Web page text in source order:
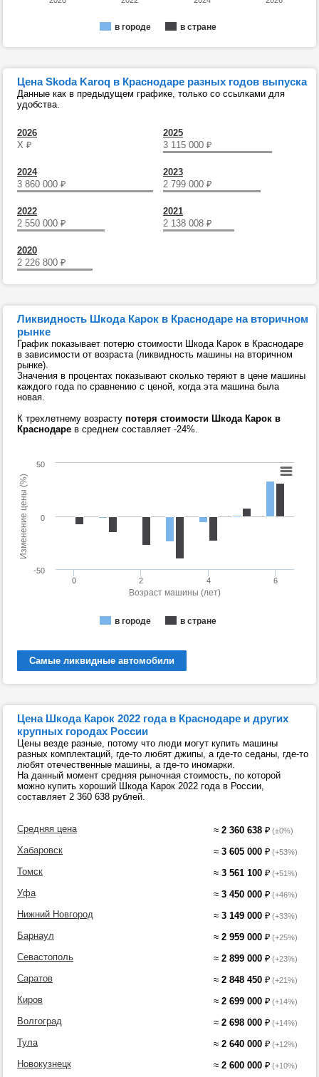
в городе в стране
Цена Skoda Karoq в Краснодаре разных годов выпуска
Данные как в предыдущем графике, только со ссылками для
удобства.
2026
Х ₽
2025
3 115 000 ₽
2024
3 860 000 ₽
2023
2 799 000 ₽
2022
2 550 000 ₽
2021
2 138 008 ₽
2020
2 226 800 ₽
Ликвидность Шкода Карок в Краснодаре на вторичном
рынке
График показывает потерю стоимости Шкода Карок в Краснодаре
в зависимости от возраста (ликвидность машины на вторичном
рынке).
Значения в процентах показывают сколько теряют в цене машины
каждого года по сравнению с ценой, когда эта машина была
новая.
К трехлетнему возрасту потеря стоимости Шкода Карок в
Краснодаре в среднем составляет -24%.
Возраст машины (лет)
Изменение цены (%)
в городе в стране
0 2 4 6
-50
0
50
Самые ликвидные автомобили
Цена Шкода Карок 2022 года в Краснодаре и других
крупных городах России
Цены везде разные, потому что люди могут купить машины
разных комплектаций, где-то любят джипы, а где-то седаны, где-то
любят отечественные машины, а где-то иномарки.
На данный момент средняя рыночная стоимость, по которой
можно купить хороший Шкода Карок 2022 года в России,
составляет 2 360 638 рублей.
Средняя цена ≈ 2 360 638 ₽ (±0%)
Хабаровск ≈ 3 605 000 ₽ (+53%)
Томск ≈ 3 561 100 ₽ (+51%)
Уфа ≈ 3 450 000 ₽ (+46%)
Нижний Новгород ≈ 3 149 000 ₽ (+33%)
Барнаул ≈ 2 959 000 ₽ (+25%)
Севастополь ≈ 2 899 000 ₽ (+23%)
Саратов ≈ 2 848 450 ₽ (+21%)
Киров ≈ 2 699 000 ₽ (+14%)
Волгоград ≈ 2 698 000 ₽ (+14%)
Тула ≈ 2 640 000 ₽ (+12%)
Новокузнецк ≈ 2 600 000 ₽ (+10%)